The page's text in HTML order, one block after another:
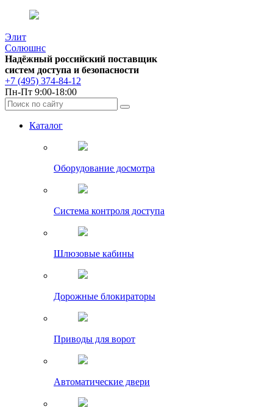
Элит
Солюшнс
Надёжный российский поставщик
систем доступа и безопасности
+7 (495) 374-84-12
Пн-Пт 9:00-18:00
Каталог
Оборудование досмотра
Система контроля доступа
Шлюзовые кабины
Дорожные блокираторы
Приводы для ворот
Автоматические двери